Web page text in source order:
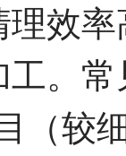
效
。
（较